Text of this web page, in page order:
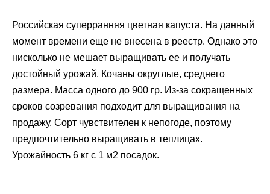
Российская суперранняя цветная капуста. На данный
момент времени еще не внесена в реестр. Однако это
нисколько не мешает выращивать ее и получать
достойный урожай. Кочаны округлые, среднего
размера. Масса одного до 900 гр. Из-за сокращенных
сроков созревания подходит для выращивания на
продажу. Сорт чувствителен к непогоде, поэтому
предпочтительно выращивать в теплицах.
Урожайность 6 кг с 1 м2 посадок.